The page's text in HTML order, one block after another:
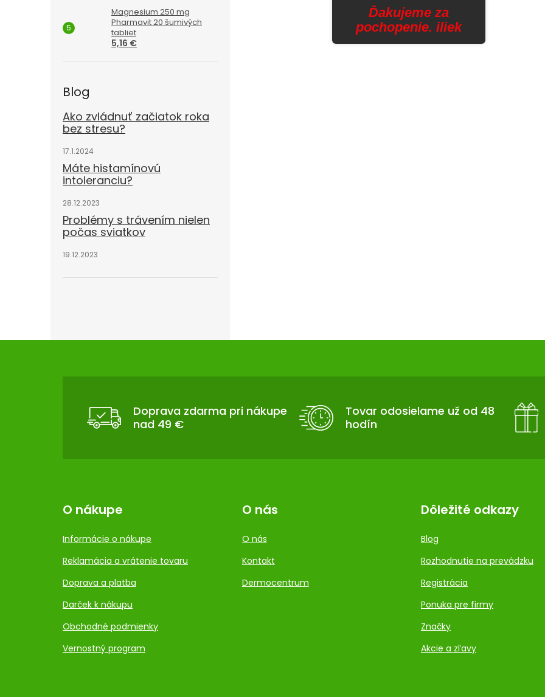
Magnesium 250 mg
Pharmavit 20 šumivých
tabliet
5,16 €
Blog
Ako zvládnuť začiatok roka
bez stresu?
17.1.2024
Máte histamínovú
intoleranciu?
28.12.2023
Problémy s trávením nielen
počas sviatkov
19.12.2023
Z
Doprava zdarma pri nákupe
nad 49 €
Tovar odosielame už od 48
hodín
O nákupe
Informácie o nákupe
Reklamácia a vrátenie tovaru
Doprava a platba
Darček k nákupu
Obchodné podmienky
Vernostný program
O nás
O nás
Kontakt
Dermocentrum
Dôležité odkazy
Blog
Rozhodnutie na prevádzku
Registrácia
Ponuka pre firmy
Značky
Akcie a zľavy
Ďakujeme za
pochopenie. iliek